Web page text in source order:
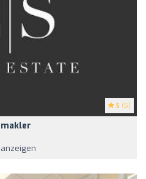
5 (5)